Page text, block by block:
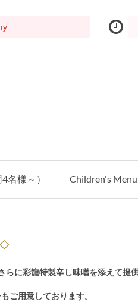
名様～） Children's Menu
に彩龍特製辛し味噌を添えて提供
ご用意しております。